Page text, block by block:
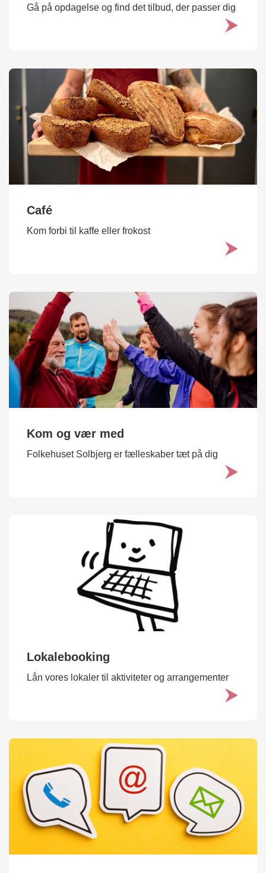
Gå på opdagelse og find det tilbud, der passer dig
Café
Kom forbi til kaffe eller frokost
Kom og vær med
Folkehuset Solbjerg er fælleskaber tæt på dig
Lokalebooking
Lån vores lokaler til aktiviteter og arrangementer